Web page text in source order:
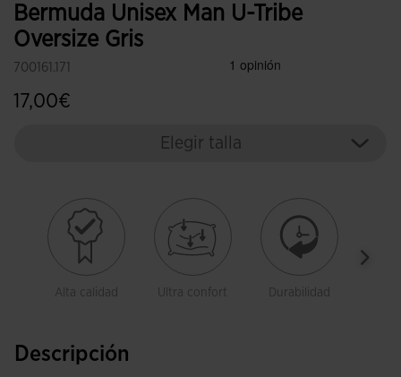
Bermuda Unisex Man U-Tribe
Oversize Gris
700161.171
17,00€
Elegir talla
Alta calidad Ultra confort Durabilidad
Descripción